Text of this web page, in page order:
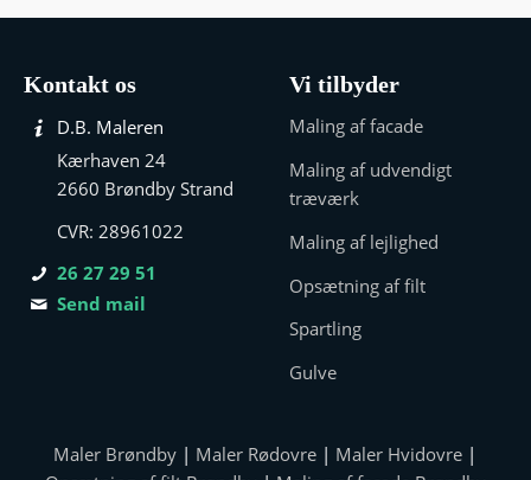
Kontakt os
D.B. Maleren
Kærhaven 24
2660 Brøndby Strand
CVR: 28961022
26 27 29 51
Send mail
Vi tilbyder
Maling af facade
Maling af udvendigt
træværk
Maling af lejlighed
Opsætning af filt
Spartling
Gulve
Maler Brøndby | Maler Rødovre | Maler Hvidovre |